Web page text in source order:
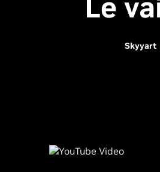
Le
Skyyart